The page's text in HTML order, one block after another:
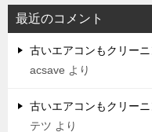
最近のコメント
古いエアコンもクリー
acsave より
古いエアコンもクリー
テツ より